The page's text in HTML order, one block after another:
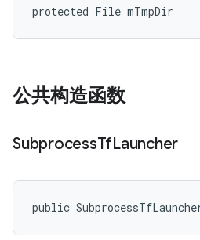
protected File mTmpDir
公共构造函数
SubprocessTfLauncher
public